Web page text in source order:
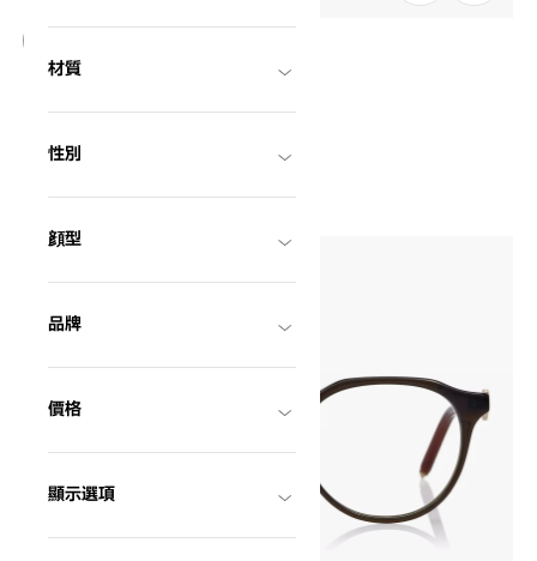
材質
性別
顔型
品牌
價格
顯示選項
只限門市發售
Ice magic model
HK$1,180.00